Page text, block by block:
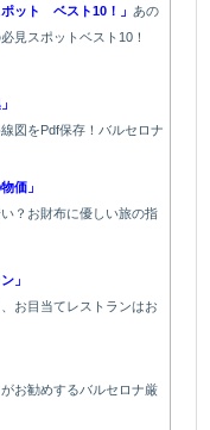
ポット ベスト10！」 あの
見スポットベスト10！
図をPdf保存！バルセロナ
価」
？お財布に優しい旅の指
」
お目当てレストランはお
お勧めするバルセロナ厳